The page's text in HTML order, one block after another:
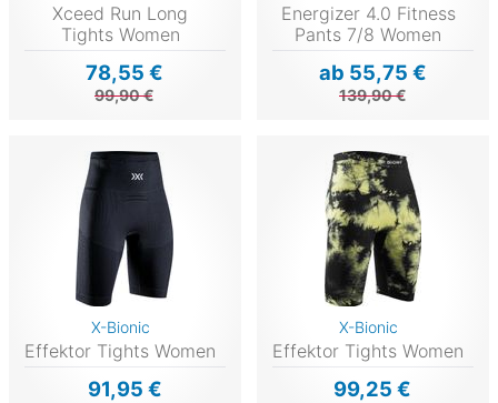
Xceed Run Long
Tights Women
78,55 €
99,90 €
Energizer 4.0 Fitness
Pants 7/8 Women
ab 55,75 €
139,90 €
X-Bionic
Effektor Tights Women
91,95 €
X-Bionic
Effektor Tights Women
99,25 €